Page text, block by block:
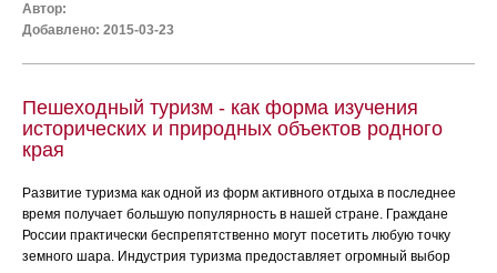
Автор:
Добавлено: 2015-03-23
Пешеходный туризм - как форма изучения
исторических и природных объектов родного
края
Развитие туризма как одной из форм активного отдыха в последнее
время получает большую популярность в нашей стране. Граждане
России практически беспрепятственно могут посетить любую точку
земного шара. Индустрия туризма предоставляет огромный выбор